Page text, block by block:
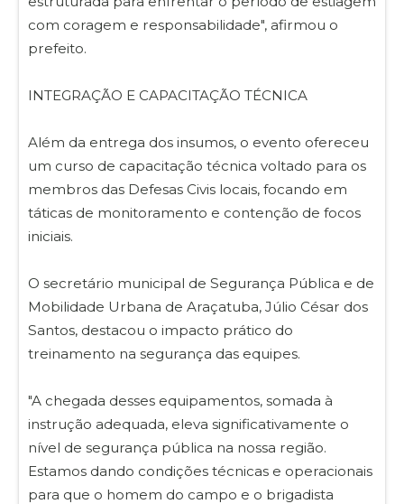
com coragem e responsabilidade", afirmou o
prefeito.
INTEGRAÇÃO E CAPACITAÇÃO TÉCNICA
Além da entrega dos insumos, o evento ofereceu
um curso de capacitação técnica voltado para os
membros das Defesas Civis locais, focando em
táticas de monitoramento e contenção de focos
iniciais.
O secretário municipal de Segurança Pública e de
Mobilidade Urbana de Araçatuba, Júlio César dos
Santos, destacou o impacto prático do
treinamento na segurança das equipes.
"A chegada desses equipamentos, somada à
instrução adequada, eleva significativamente o
nível de segurança pública na nossa região.
Estamos dando condições técnicas e operacionais
para que o homem do campo e o brigadista